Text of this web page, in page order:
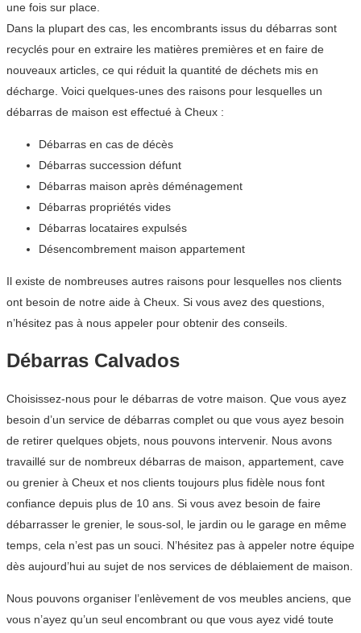
une fois sur place.
Dans la plupart des cas, les encombrants issus du débarras sont
recyclés pour en extraire les matières premières et en faire de
nouveaux articles, ce qui réduit la quantité de déchets mis en
décharge. Voici quelques-unes des raisons pour lesquelles un
débarras de maison est effectué à Cheux :
Débarras en cas de décès
Débarras succession défunt
Débarras maison après déménagement
Débarras propriétés vides
Débarras locataires expulsés
Désencombrement maison appartement
Il existe de nombreuses autres raisons pour lesquelles nos clients
ont besoin de notre aide à Cheux. Si vous avez des questions,
n’hésitez pas à nous appeler pour obtenir des conseils.
Débarras Calvados
Choisissez-nous pour le débarras de votre maison. Que vous ayez
besoin d’un service de débarras complet ou que vous ayez besoin
de retirer quelques objets, nous pouvons intervenir. Nous avons
travaillé sur de nombreux débarras de maison, appartement, cave
ou grenier à Cheux et nos clients toujours plus fidèle nous font
confiance depuis plus de 10 ans. Si vous avez besoin de faire
débarrasser le grenier, le sous-sol, le jardin ou le garage en même
temps, cela n’est pas un souci. N’hésitez pas à appeler notre équipe
dès aujourd’hui au sujet de nos services de déblaiement de maison.
Nous pouvons organiser l’enlèvement de vos meubles anciens, que
vous n’ayez qu’un seul encombrant ou que vous ayez vidé toute